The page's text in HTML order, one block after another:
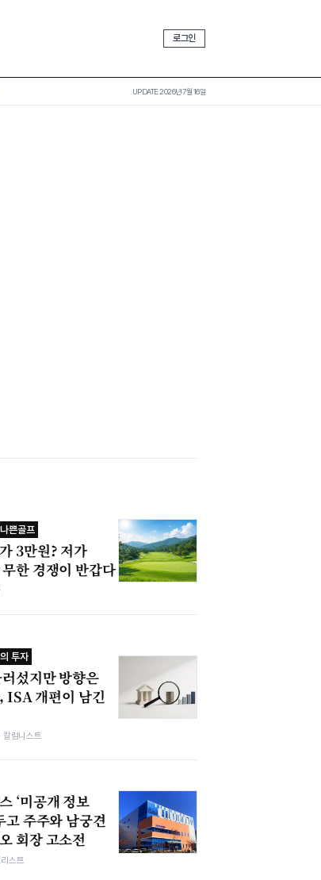
로그인
UPDATE 2026년 7월 16일
쁜골프
3만원? 저가
한 경쟁이 반갑다
투자
섰지만 방향은
ISA 개편이 남긴
칼럼니스트
‘미공개 정보
고 주주와 남궁견
회장 고소전
스트